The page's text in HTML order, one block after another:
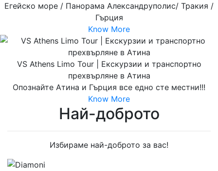
Егейско море / Панорама Александруполис/ Тракия /
Гърция
Know More
VS Athens Limo Tour | Екскурзии и транспортно
прехвърляне в Атина
Опознайте Атина и Гърция все едно сте местни!!!
Know More
Най-доброто
Избираме най-доброто за вас!